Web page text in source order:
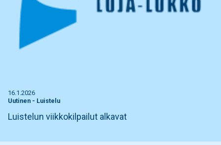
16.1.2026
Uutinen - Luistelu
Luistelun viikkokilpailut alkavat